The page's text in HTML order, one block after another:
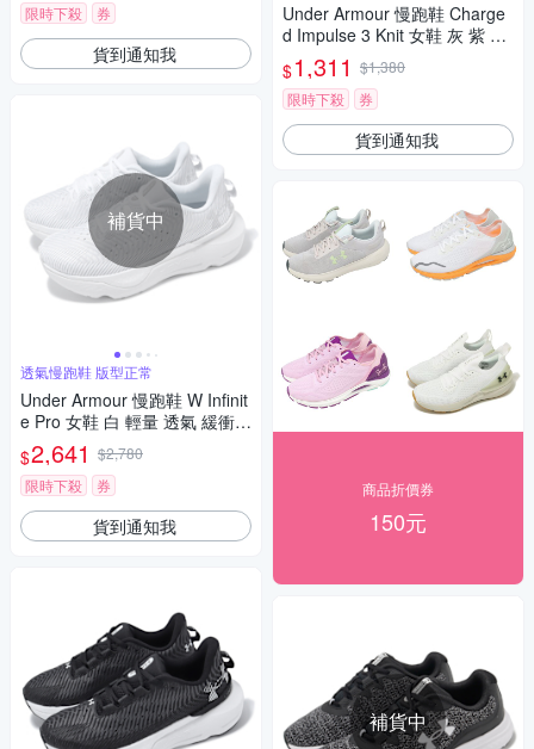
限時下殺
券
貨到通知我
補貨中
透氣慢跑鞋 版型正常
Under Armour 慢跑鞋 W Infinit
e Pro 女鞋 白 輕量 透氣 緩衝
路跑 運動鞋 UA 3027200100
$2,641 $2,780
限時下殺
券
貨到通知我
Under Armour 慢跑鞋 Charge
d Impulse 3 Knit 女鞋 灰 紫 針
織鞋面 緩震 運動鞋 UA 30266
86103
$1,311 $1,380
限時下殺
券
貨到通知我
商品折價券
150元
補貨中